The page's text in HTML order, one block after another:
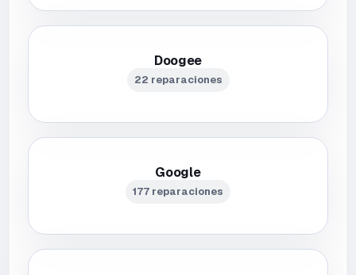
Doogee
22 reparaciones
Google
177 reparaciones